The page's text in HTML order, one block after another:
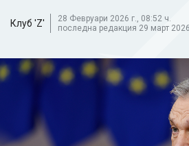
Клуб 'Z'
28 Февруари 2026 г., 08:52 ч.
последна редакция 29 март